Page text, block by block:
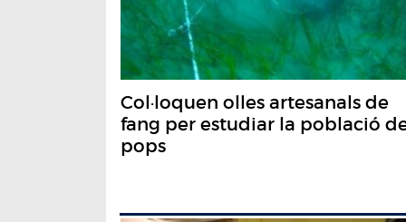
Col·loquen olles artesanals de
fang per estudiar la població
pops